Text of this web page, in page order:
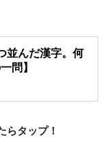
並んだ漢字。何
問】
らタップ！